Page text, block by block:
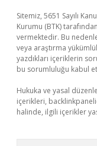
Sitemiz, 5651 Sayılı
Kurumu (BTK)
vermektedir. Bu
veya araştırma
yazdıkları içeriklerin
bu sorumluluğu kabul
Hukuka ve yasal
içerikleri,
halinde, ilgili içerikler